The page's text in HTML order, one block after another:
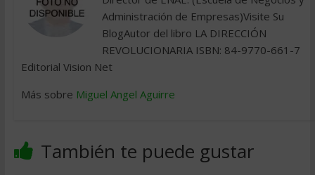
Administración de Empresas)Visite Su
BlogAutor del libro LA DIRECCIÓN
REVOLUCIONARIA ISBN: 84-9770-661-7
Editorial Vision Net
Más sobre Miguel Angel Aguirre
También te puede gustar